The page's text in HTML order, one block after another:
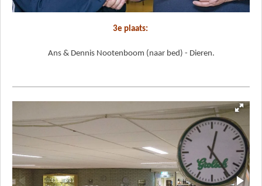
3e plaats:
Ans & Dennis Nootenboom (naar bed) - Dieren.